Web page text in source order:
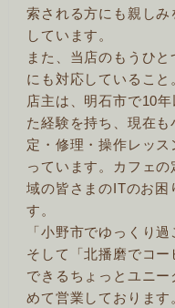
索される方にも親し
しています。
また、当店のもうひ
にも対応していること
店主は、明石市で10
た経験を持ち、現在
定・修理・操作レッ
っています。カフェ
域の皆さまのITのお困
す。
「小野市でゆっくり
そして「北播磨でコ
できるちょっとユニ
めて営業しております